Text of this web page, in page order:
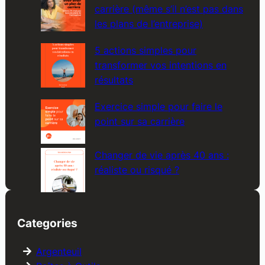
carrière (même s’il n’est pas dans
les plans de l’entreprise)
5 actions simples pour
transformer vos intentions en
résultats
Exercice simple pour faire le
point sur sa carrière
Changer de vie après 40 ans :
réaliste ou risqué ?
Categories
Argenteuil